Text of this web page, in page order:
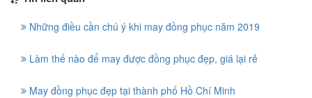
Những điều cần chú ý khi may đồng phục năm 2019
Làm thế nào để may được đồng phục đẹp, giá lại rẻ
May đồng phục đẹp tại thành phố Hồ Chí Minh